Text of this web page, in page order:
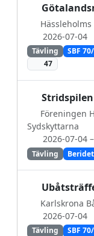
Hässleholms
2026-07-04
Tävling SBF
47
Stridspilen
Föreningen
Sydskyttarna
2026-07-04
Tävling Beridet
Karlskrona
2026-07-04
Tävling SBF